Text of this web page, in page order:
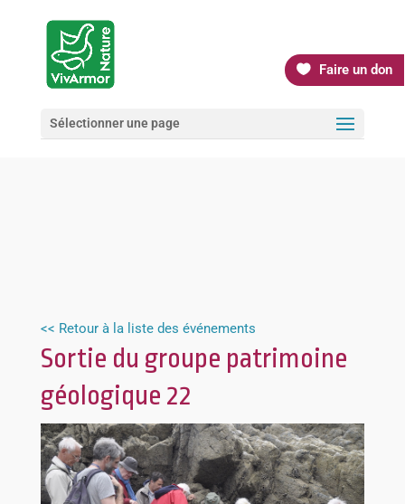
Faire un don
Sélectionner une page
<< Retour à la liste des événements
Sortie du groupe patrimoine
géologique 22